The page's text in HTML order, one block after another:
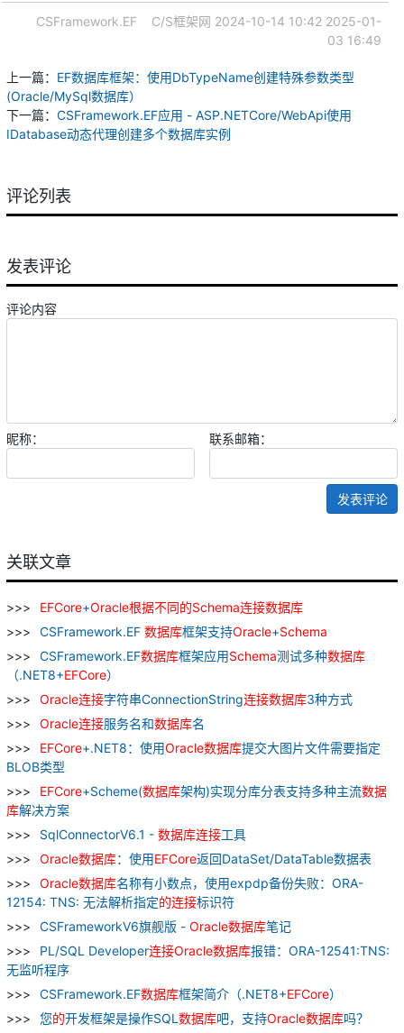
CSFramework.EF C/S框架网 2024-10-14 10:42 2025-01-
03 16:49
上一篇： EF数据库框架：使用DbTypeName创建特殊参数类型
(Oracle/MySql数据库）
下一篇： CSFramework.EF应用 - ASP.NETCore/WebApi使用
IDatabase动态代理创建多个数据库实例
评论列表
发表评论
评论内容
昵称： 联系邮箱：
发表评论
关联文章
EFCore+Oracle根据不同的Schema连接数据库
CSFramework.EF 数据库框架支持Oracle+Schema
CSFramework.EF数据库框架应用Schema测试多种数据库
（.NET8+EFCore）
Oracle连接字符串ConnectionString连接数据库3种方式
Oracle连接服务名和数据库名
EFCore+.NET8：使用Oracle数据库提交大图片文件需要指定
BLOB类型
EFCore+Scheme(数据库架构)实现分库分表支持多种主流数据
库解决方案
SqlConnectorV6.1 - 数据库连接工具
Oracle数据库：使用EFCore返回DataSet/DataTable数据表
Oracle数据库名称有小数点，使用expdp备份失败：ORA-
12154: TNS: 无法解析指定的连接标识符
CSFrameworkV6旗舰版 - Oracle数据库笔记
PL/SQL Developer连接Oracle数据库报错：ORA-12541:TNS:
无监听程序
CSFramework.EF数据库框架简介（.NET8+EFCore）
您的开发框架是操作SQL 数据库吧，支持Oracle数据库吗？